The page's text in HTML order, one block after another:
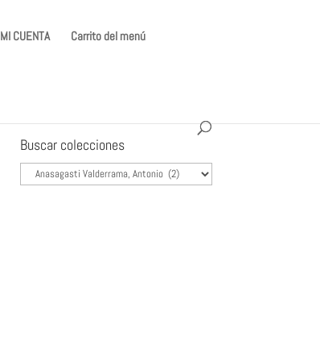
MI CUENTA Carrito del menú
Buscar colecciones